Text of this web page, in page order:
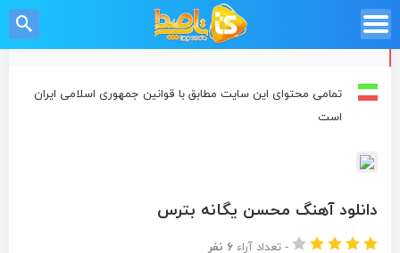
تمامی محتوای این سایت مطابق با قوانین جمهوری اسلامی ایران
است
دانلود آهنگ محسن یگانه بترس
- تعداد آراء ۶ نفر